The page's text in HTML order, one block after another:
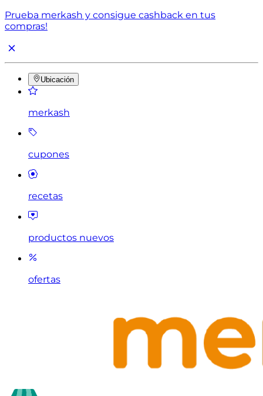
Prueba merkash y consigue cashback en tus
compras!
Ubicación
merkash
cupones
recetas
productos nuevos
ofertas